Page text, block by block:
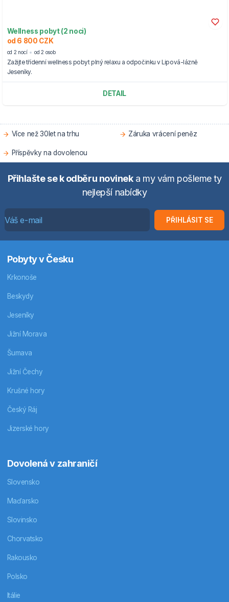
Wellness pobyt (2 noci)
od 6 800 CZK
od 2 nocí od 2 osob
Zažijte třídenní wellness pobyt plný relaxu a odpočinku v Lipová-lázně
Jeseníky.
DETAIL
Více než 30let na trhu Záruka vrácení peněz
Příspěvky na dovolenou
Přihlašte se k odběru novineka my vám pošleme ty
nejlepší nabídky
PŘIHLÁSIT SE
Pobyty v Česku
Krkonoše
Beskydy
Jeseníky
Jižní Morava
Šumava
Jižní Čechy
Krušné hory
Český Ráj
Jizerské hory
Dovolená v zahraničí
Slovensko
Maďarsko
Slovinsko
Chorvatsko
Rakousko
Polsko
Itálie